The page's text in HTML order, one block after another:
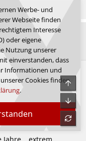
Person
#20.976
Werbe- und
Webseite finden
Interesse
oder eigene
Nutzung unserer
einverstanden, dass
Informationen und
Cookies finden
.